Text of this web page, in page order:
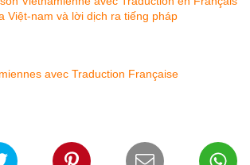
avec Traduction Française